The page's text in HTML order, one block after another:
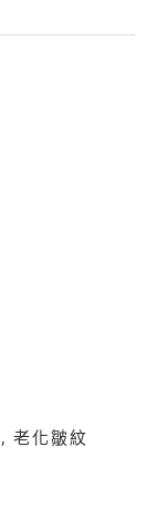
,老化皺紋